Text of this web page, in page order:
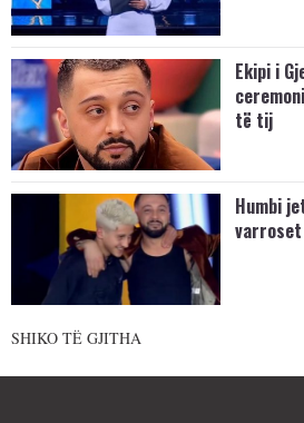
Ekipi i
të tij
Humbi
SHIKO TË GJITHA